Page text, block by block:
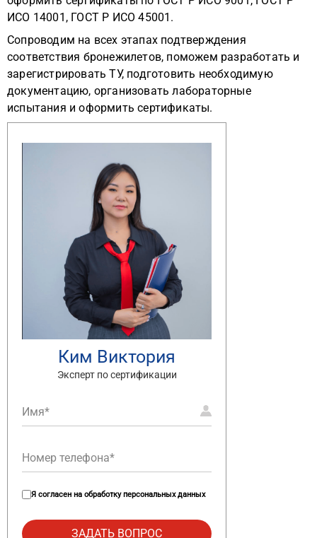
ИСО 14001, ГОСТ Р ИСО 45001.
Сопроводим на всех этапах подтверждения
соответствия бронежилетов, поможем разработать и
зарегистрировать ТУ, подготовить необходимую
документацию, организовать лабораторные
испытания и оформить сертификаты.
Ким Виктория
Эксперт по сертификации
Я согласен на обработку персональных данных